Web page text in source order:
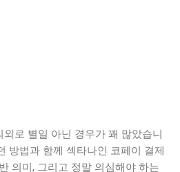
로 별일 아닌 경우가 꽤 많았습니
방법과 함께 섹타나인 코페이 결제
의미, 그리고 정말 의심해야 하는